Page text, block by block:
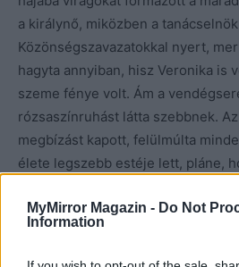
MyMirror Magazin - Do Not
Information
a királynő, miközben a
Közönségszavazatokkal nyert,
hagyta annyiban, hisz Veronika is
szeme fénye volt. Ám a
rózsaszínruhást látta szebbnek.
megbízást kapott, felülmúlta
élete legszebb estéje lett, pláne,
– No, te aztán jól átvertél